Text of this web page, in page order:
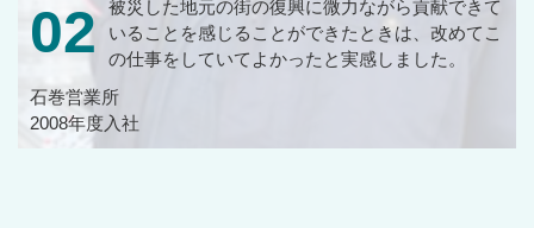
02
被災した地元の街の復興に微力ながら貢献できて
いることを感じることができたときは、改めてこ
の仕事をしていてよかったと実感しました。
石巻営業所
2008年度入社